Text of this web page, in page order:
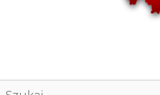
Szukaj: